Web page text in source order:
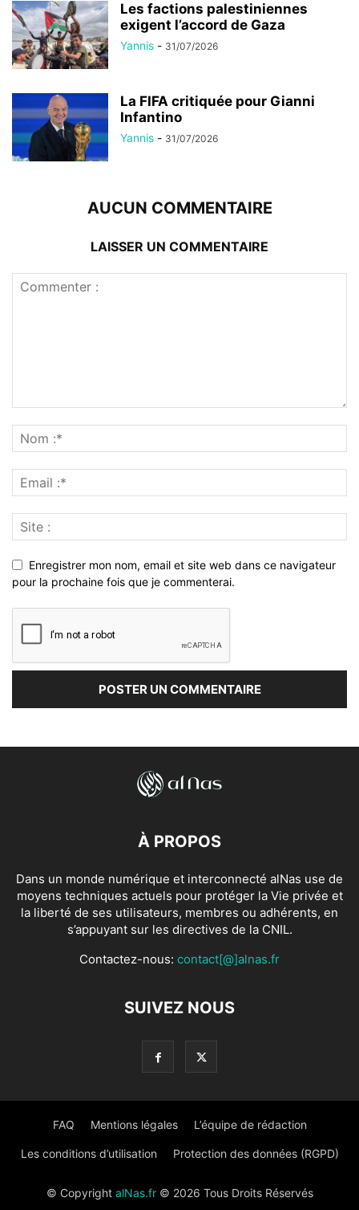
Les factions palestiniennes
exigent l’accord de Gaza
Yannis - 31/07/2026
La FIFA critiquée pour Gianni
Infantino
Yannis - 31/07/2026
AUCUN COMMENTAIRE
LAISSER UN COMMENTAIRE
Enregistrer mon nom, email et site web dans ce navigateur
pour la prochaine fois que je commenterai.
À PROPOS
Dans un monde numérique et interconnecté alNas use de
moyens techniques actuels pour protéger la Vie privée et
la liberté de ses utilisateurs, membres ou adhérents, en
s’appuyant sur les directives de la CNIL.
Contactez-nous: contact[@]alnas.fr
SUIVEZ NOUS
FAQ Mentions légales L’équipe de rédaction
Les conditions d’utilisation Protection des données (RGPD)
© Copyright alNas.fr© 2026 Tous Droits Réservés